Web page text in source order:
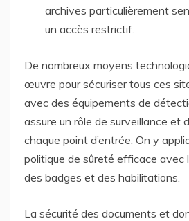
archives particulièrement
un accès restrictif.
De nombreux moyens
œuvre pour sécuriser tous ces
avec des équipements de
assure un rôle de surveillance et
chaque point d’entrée. On y
politique de sûreté efficace avec
des badges et des habilitations.
La sécurité des documents et